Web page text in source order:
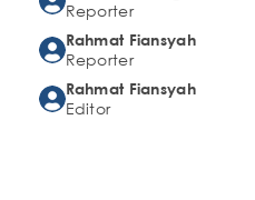
Reporter
Rahmat Fiansyah
Reporter
Rahmat Fiansyah
Editor